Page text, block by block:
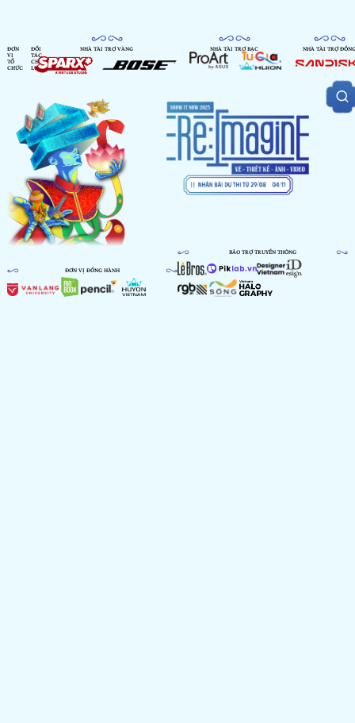
ĐƠN
VỊ
TỔ
CHỨC
ĐỐI
TÁC
CHIẾN
LƯỢC
NHÀ TÀI TRỢ VÀNG NHÀ TÀI TRỢ BẠC NHÀ TÀI TRỢ ĐỒNG
ĐƠN VỊ ĐỒNG HÀNH
BẢO TRỢ TRUYỀN THÔNG